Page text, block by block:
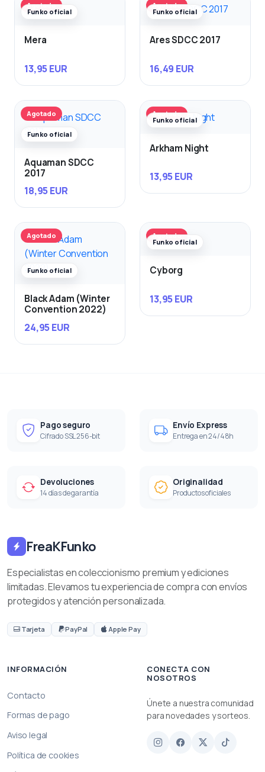
Agotado
Funko oficial
Mera
13,95 EUR
Agotado
Funko oficial
Ares SDCC 2017
16,49 EUR
Agotado
Funko oficial
Aquaman SDCC
2017
18,95 EUR
Agotado
Funko oficial
Arkham Night
13,95 EUR
Agotado
Funko oficial
Black Adam (Winter
Convention 2022)
24,95 EUR
Agotado
Funko oficial
Cyborg
13,95 EUR
Pago seguro
Cifrado SSL 256-bit
Envío Express
Entrega en 24/48h
Devoluciones
14 días de garantía
Originalidad
Productos oficiales
FreaKFunko
Especialistas en coleccionismo premium y ediciones
limitadas. Elevamos tu experiencia de compra con envíos
protegidos y atención personalizada.
Tarjeta PayPal Apple Pay
INFORMACIÓN
Contacto
Formas de pago
Aviso legal
Política de cookies
CONECTA CON
NOSOTROS
Únete a nuestra comunidad
para novedades y sorteos.